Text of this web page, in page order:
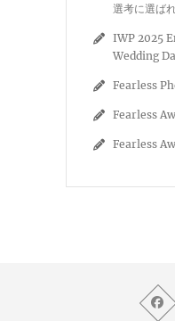
選考に選ば
IWP 2025
Wedding
Fearless
Fearless
Fearless